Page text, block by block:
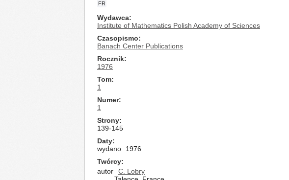
FR
Wydawca
Institute of Mathematics Polish Academy of Sciences
Czasopismo
Banach Center Publications
Rocznik
1976
Tom
1
Numer
1
Strony
139-145
Daty
wydano
1976
Twórcy
autor
C. Lobry